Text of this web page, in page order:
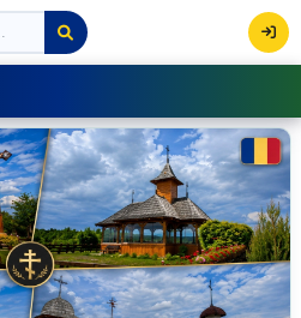
Turistice | Trasee